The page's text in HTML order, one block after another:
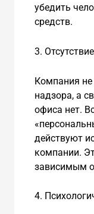
убедить
средств.
3.
Компания не
надзора, а
офиса нет.
действуют
компании.
зависимым
4.